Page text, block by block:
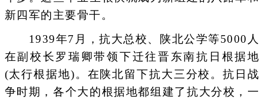
新四军的主要骨干。
1939年7月，抗大总校、陕北公学等5000人
在副校长罗瑞卿带领下迁往晋东南抗日根据地
(太行根据地)。在陕北留下抗大三分校。抗日战
争时期，各个大的根据地都组建了抗大分校，一